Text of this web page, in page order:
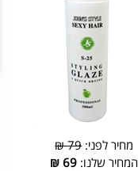
מחיר לפני:79 ₪
המחיר שלנו: 69
₪